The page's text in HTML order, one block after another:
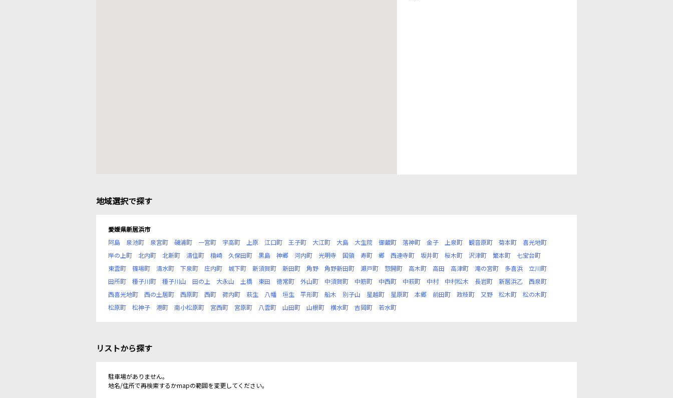
地域選択で探す
愛媛県新居浜市
阿島
泉池町 泉宮町 磯浦町 一宮町 宇高町 上原 江口町 王子町 大江町 大島 大生院 御蔵町 落神町 金子 上泉町 観音原町 菊本町
喜光地町
岸の上町
北内町 北新町 清住町 楠崎 久保田町 黒島 神郷 河内町 光明寺 国領 寿町 郷 西連寺町 坂井町 桜木町 沢津町 繁本町
七宝台町
東雲町
篠場町 清水町 下泉町 庄内町 城下町 新須賀町 新田町 角野 角野新田町 瀬戸町 惣開町 高木町 高田 高津町 滝の宮町 多喜浜
立川町
田所町
種子川町 種子川山 田の上 大永山 土橋 東田 徳常町 外山町 中須賀町 中筋町 中西町 中萩町 中村 中村松木 長岩町 新居浜乙
西泉町
西喜光地町
西の土居町 西原町 西町 荷内町 萩生 八幡 垣生 平形町 船木 別子山 星越町 星原町 本郷 前田町 政枝町 又野 松木町
松の木町
松原町
松神子 港町 南小松原町 宮西町 宮原町 八雲町 山田町 山根町 横水町 吉岡町 若水町
リストから探す
駐車場がありません。
地名/住所で再検索するかmapの範囲を変更してください。